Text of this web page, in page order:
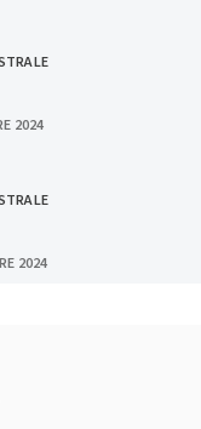
2024
2024